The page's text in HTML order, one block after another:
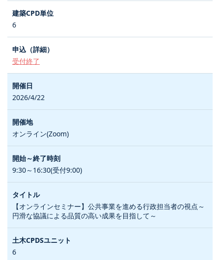
6
受付終了
2026/4/22
オンライン(Zoom)
9:30～16:30(受付9:00)
【オンラインセミナー】公共事業を進める行政担当者の視点～
円滑な協議による品質の高い成果を目指して～
6